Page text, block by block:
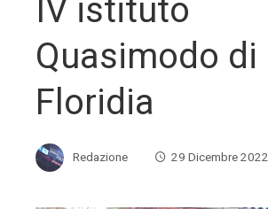
IV istituto
Quasimodo di
Floridia
Redazione
29 Dicembre 2022